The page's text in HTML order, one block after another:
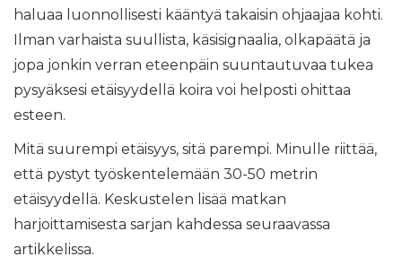
haluaa luonnollisesti kääntyä takaisin ohjaajaa kohti.
Ilman varhaista suullista, käsisignaalia, olkapäätä ja
jopa jonkin verran eteenpäin suuntautuvaa tukea
pysyäksesi etäisyydellä koira voi helposti ohittaa
esteen.
Mitä suurempi etäisyys, sitä parempi. Minulle riittää,
että pystyt työskentelemään 30-50 metrin
etäisyydellä. Keskustelen lisää matkan
harjoittamisesta sarjan kahdessa seuraavassa
artikkelissa.